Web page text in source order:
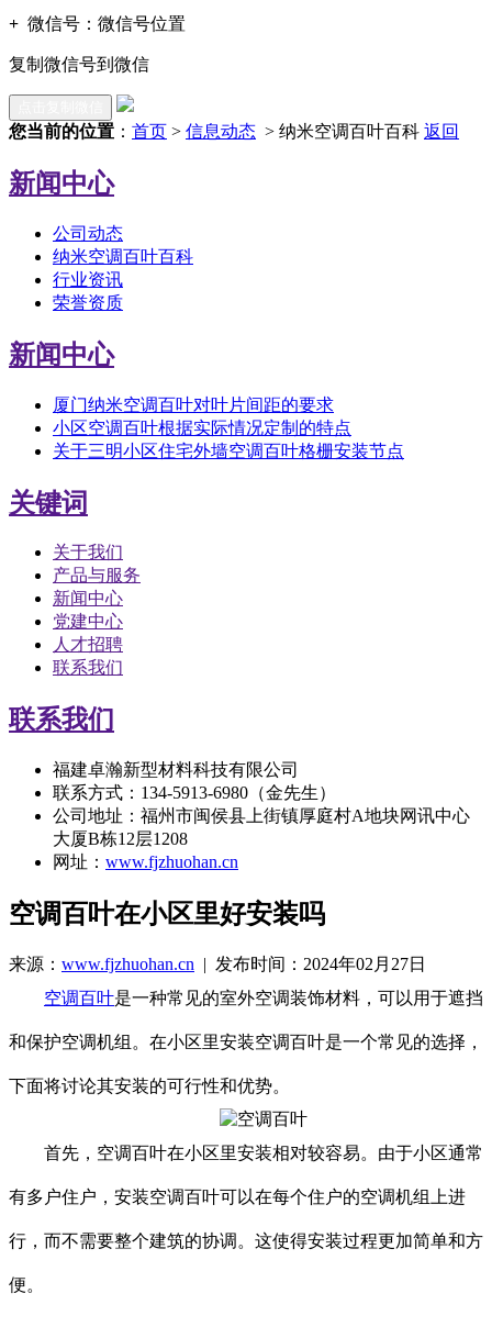
+ 微信号： 微信号位置
复制微信号到微信
您当前的位置 ： 首页 > 信息动态 > 纳米空调百叶百科 返回
新闻中心
公司动态
纳米空调百叶百科
行业资讯
荣誉资质
新闻中心
厦门纳米空调百叶对叶片间距的要求
小区空调百叶根据实际情况定制的特点
关于三明小区住宅外墙空调百叶格栅安装节点
关键词
关于我们
产品与服务
新闻中心
党建中心
人才招聘
联系我们
联系我们
福建卓瀚新型材料科技有限公司
联系方式：134-5913-6980（金先生）
公司地址：福州市闽侯县上街镇厚庭村A地块网讯中心
大厦B栋12层1208
网址： www.fjzhuohan.cn
空调百叶在小区里好安装吗
来源： www.fjzhuohan.cn | 发布时间：2024年02月27日
空调百叶是一种常见的室外空调装饰材料，可以用于遮挡
和保护空调机组。在小区里安装空调百叶是一个常见的选择，
下面将讨论其安装的可行性和优势。
首先，空调百叶在小区里安装相对较容易。由于小区通常
有多户住户，安装空调百叶可以在每个住户的空调机组上进
行，而不需要整个建筑的协调。这使得安装过程更加简单和方
便。